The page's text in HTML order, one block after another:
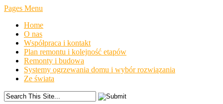
Pages Menu
Home
O nas
Współpraca i kontakt
Plan remontu i kolejność etapów
Remonty i budowa
Systemy ogrzewania domu i wybór rozwiązania
Ze świata